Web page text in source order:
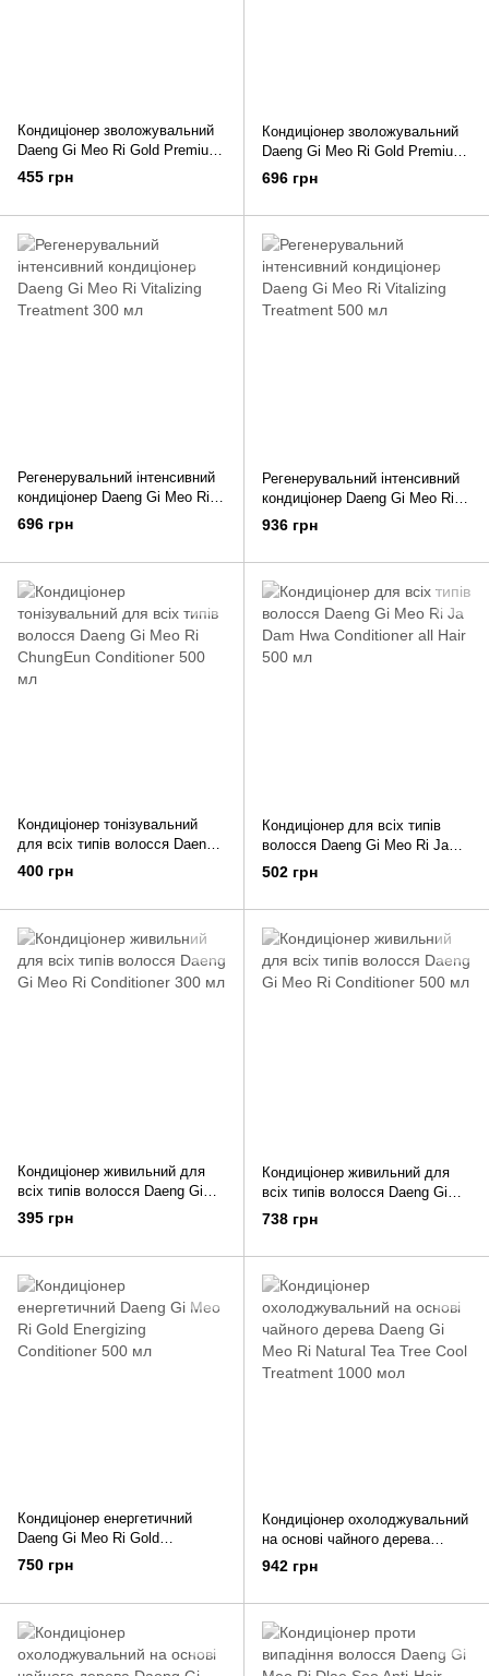
Кондиціонер зволожувальний
Daeng Gi Meo Ri Gold Premium
Treatment 300 мл
455 грн
Кондиціонер зволожувальний
Daeng Gi Meo Ri Gold Premium
Treatment 500 мл
696 грн
Регенерувальний інтенсивний
кондиціонер Daeng Gi Meo Ri
Vitalizing Treatment 300 мл
696 грн
Регенерувальний інтенсивний
кондиціонер Daeng Gi Meo Ri
Vitalizing Treatment 500 мл
936 грн
Кондиціонер тонізувальний
для всіх типів волосся Daeng
Gi Meo Ri ChungEun Conditioner
500 мл
400 грн
Кондиціонер для всіх типів
волосся Daeng Gi Meo Ri Ja
Dam Hwa Conditioner all Hair
500 мл
502 грн
Кондиціонер живильний для
всіх типів волосся Daeng Gi
Meo Ri Conditioner 300 мл
395 грн
Кондиціонер живильний для
всіх типів волосся Daeng Gi
Meo Ri Conditioner 500 мл
738 грн
Кондиціонер енергетичний
Daeng Gi Meo Ri Gold
Energizing Conditioner 500 мл
750 грн
Кондиціонер охолоджувальний
на основі чайного дерева
Daeng Gi Meo Ri Natural Tea
Tree Cool Treatment 1000 мол
942 грн